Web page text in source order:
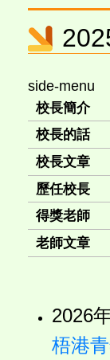
side-menu
校長簡介
校長的話
校長文章
歷任校長
得獎老師
老師文章
2026
梧港